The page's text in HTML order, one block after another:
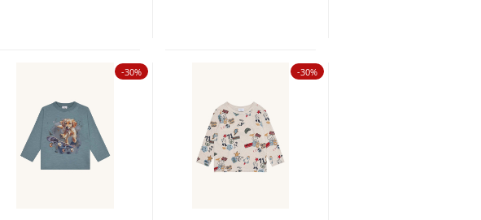
-30% -30%